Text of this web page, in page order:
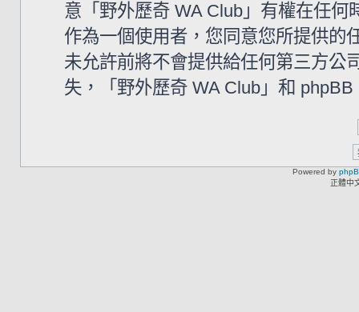
意「野外歷奇 WA Club」有權在任
作為一個使用者，您同意您所提供的
未允許前將不會提供給任何第三方公
失，「野外歷奇 WA Club」和
Powered by
正體中